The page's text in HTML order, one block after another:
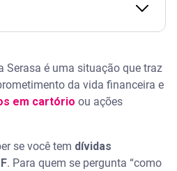
está negativado
da situação do seu
“está sujo” em algum
Serasa é uma situação que traz
da vida financeira e
em cartório ou ações
se você tem dívidas
. Para quem se pergunta “como